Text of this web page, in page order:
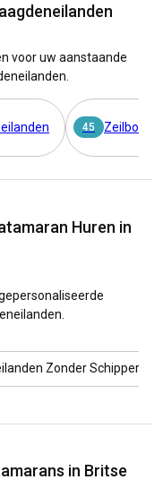
voor uw aanstaande
45 Zeilboot
Huren in
Zonder Schipper
in Britse